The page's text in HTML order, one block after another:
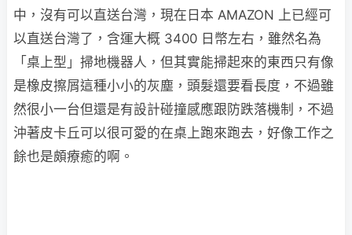
中，沒有可以直送台灣，現在日本 AMAZON 上已經可
以直送台灣了，含運大概 3400 日幣左右，雖然名為
「桌上型」掃地機器人，但其實能掃起來的東西只有像
是橡皮擦屑這種小小的灰塵，頭髮還要看長度，不過雖
然很小一台但還是有設計碰撞感應跟防跌落機制，不過
沖著皮卡丘可以很可愛的在桌上跑來跑去，好像工作之
餘也是頗療癒的啊。